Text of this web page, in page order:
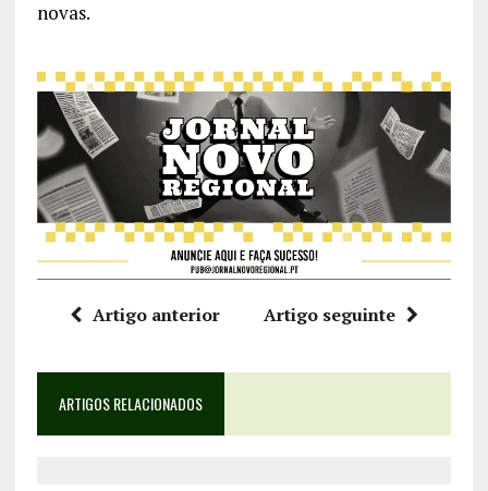
novas.
Artigo anterior Artigo seguinte
ARTIGOS RELACIONADOS